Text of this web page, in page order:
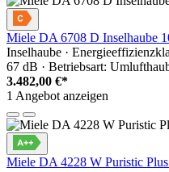
Miele DA 6708 D Inselhaube
Inselhaube ·
67 dB · Betriebsart:
3.482,00 €*
1 Angebot anzeigen
Miele DA 4228 W Puristic